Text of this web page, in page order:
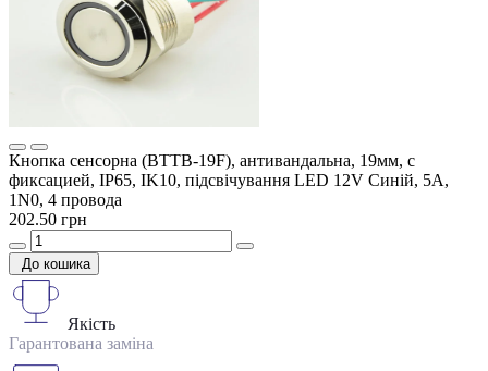
Кнопка сенсорна (BTTB-19F), антивандальна, 19мм, с
фиксацией, IP65, IK10, підсвічування LED 12V Синій, 5А,
1N0, 4 провода
202.50 грн
До кошика
Якість
Гарантована заміна